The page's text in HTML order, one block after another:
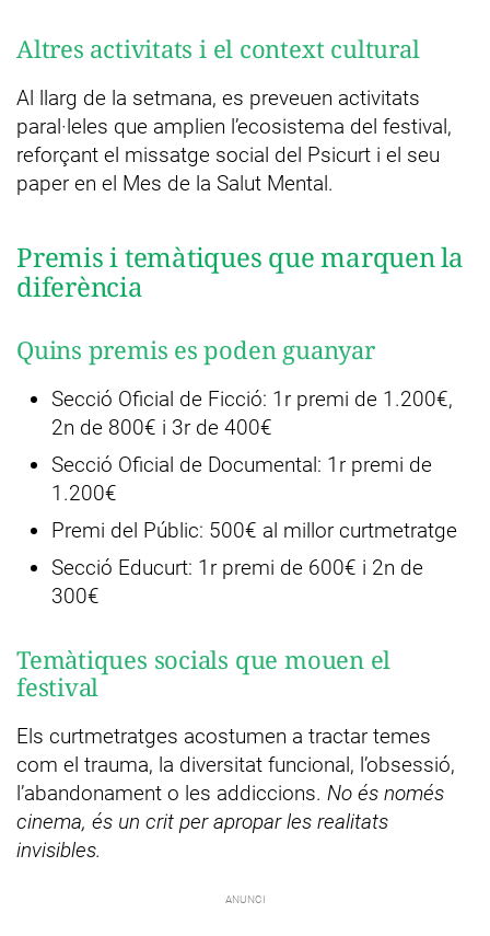
Altres activitats i el context cultural
Al llarg de la setmana, es preveuen activitats
paral·leles que amplien l’ecosistema del festival,
reforçant el missatge social del Psicurt i el seu
paper en el Mes de la Salut Mental.
Premis i temàtiques que marquen la
diferència
Quins premis es poden guanyar
Secció Oficial de Ficció: 1r premi de 1.200€,
2n de 800€ i 3r de 400€
Secció Oficial de Documental: 1r premi de
1.200€
Premi del Públic: 500€ al millor curtmetratge
Secció Educurt: 1r premi de 600€ i 2n de
300€
Temàtiques socials que mouen el
festival
Els curtmetratges acostumen a tractar temes
com el trauma, la diversitat funcional, l’obsessió,
l’abandonament o les addiccions. No és només
cinema, és un crit per apropar les realitats
invisibles.